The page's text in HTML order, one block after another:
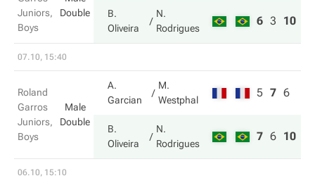
Juniors,
Boys
Double
B.
Oliveira
N.
Rodrigues
6 3 10
07.10, 15:40
Roland
Garros
Juniors,
Boys
Male
Double
A.
Garcian
M.
Westphal
5 7 6
B.
Oliveira
N.
Rodrigues
7 6 10
06.10, 15:10